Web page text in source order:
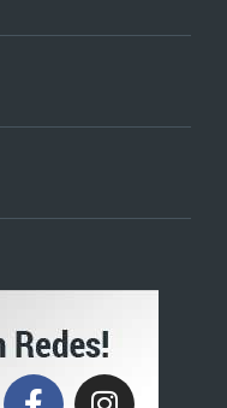
F
c
e
I
n
s
t